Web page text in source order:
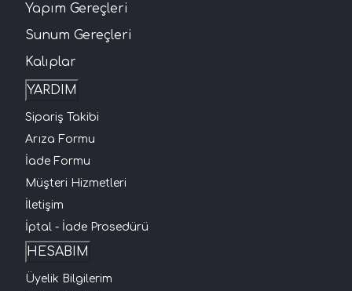
Yapım Gereçleri
Sunum Gereçleri
Kalıplar
YARDIM
Sipariş Takibi
Arıza Formu
İade Formu
Müşteri Hizmetleri
İletişim
İptal - İade Prosedürü
HESABIM
Üyelik Bilgilerim